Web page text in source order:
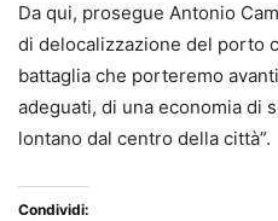
Da qui, prosegue Antonio
di delocalizzazione del porto
battaglia che porteremo
adeguati, di una economia di
lontano dal centro della città”.
Condividi: